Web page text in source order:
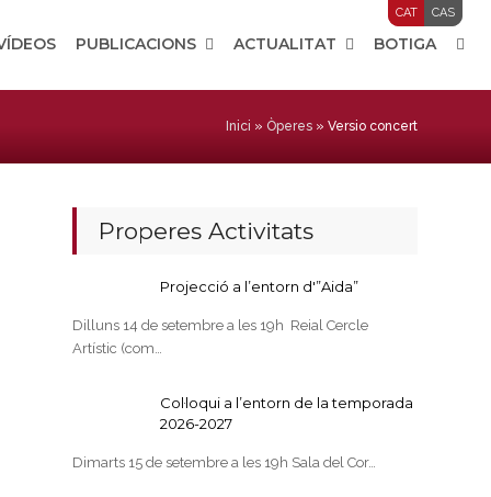
CAT CAS
PUBLICACIONS ACTUALITAT BOTIGA
Inici » Òperes» Versio concert
Properes Activitats
Projecció a l’entorn d'”Aida”
Dilluns 14 de setembre a les 19h Reial Cercle
Artístic (com…
Col·loqui a l’entorn de la temporada
2026-2027
Dimarts 15 de setembre a les 19h Sala del Cor…